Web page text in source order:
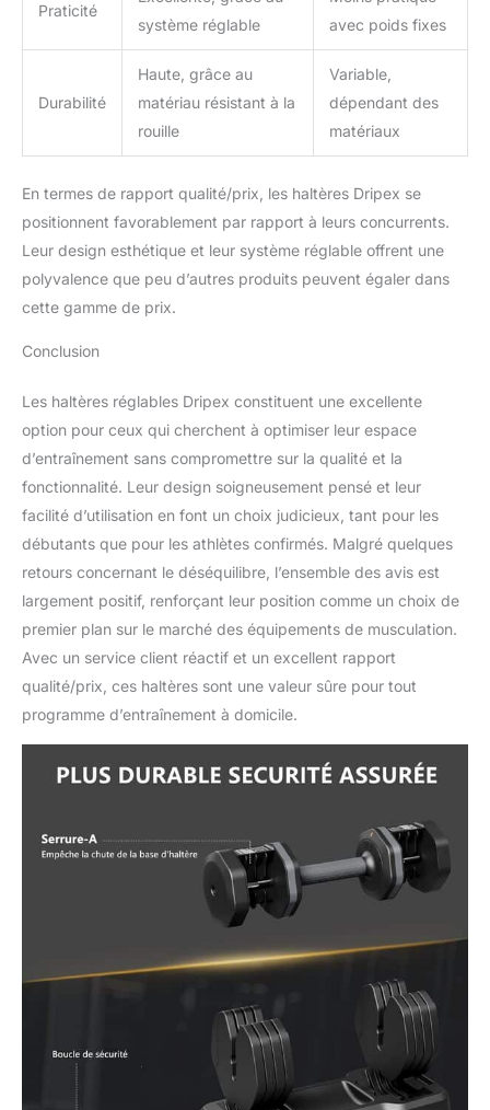
obtenez 1 haltère lourd
36kg avec barre (couleur
aléatoire) inclus dans
votre livraison.
Praticité
système réglable
avec poids fixes
Durabilité
Haute, grâce au
matériau résistant à la
rouille
Variable,
dépendant des
matériaux
En termes de rapport qualité/prix, les haltères Dripex se
positionnent favorablement par rapport à leurs concurrents.
Leur design esthétique et leur système réglable offrent une
polyvalence que peu d’autres produits peuvent égaler dans
cette gamme de prix.
Conclusion
Les haltères réglables Dripex constituent une excellente
option pour ceux qui cherchent à optimiser leur espace
d’entraînement sans compromettre sur la qualité et la
fonctionnalité. Leur design soigneusement pensé et leur
facilité d’utilisation en font un choix judicieux, tant pour les
débutants que pour les athlètes confirmés. Malgré quelques
retours concernant le déséquilibre, l’ensemble des avis est
largement positif, renforçant leur position comme un choix de
premier plan sur le marché des équipements de musculation.
Avec un service client réactif et un excellent rapport
qualité/prix, ces haltères sont une valeur sûre pour tout
programme d’entraînement à domicile.